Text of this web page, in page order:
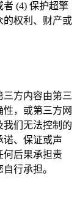
(4) 保护超擎
的权利、财产或
方内容由第三
，或第三方网
我们无法控制的
诺、保证或声
何后果承担责
行承担。